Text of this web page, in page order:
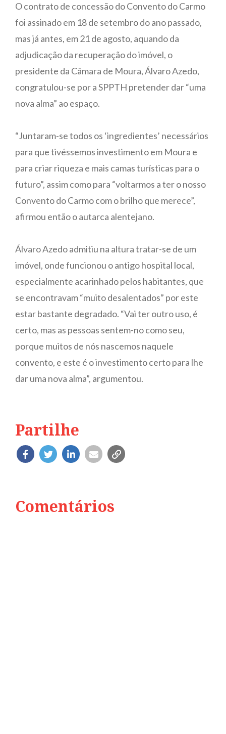
O contrato de concessão do Convento do Carmo
foi assinado em 18 de setembro do ano passado,
mas já antes, em 21 de agosto, aquando da
adjudicação da recuperação do imóvel, o
presidente da Câmara de Moura, Álvaro Azedo,
congratulou-se por a SPPTH pretender dar “uma
nova alma” ao espaço.
“Juntaram-se todos os ‘ingredientes’ necessários
para que tivéssemos investimento em Moura e
para criar riqueza e mais camas turísticas para o
futuro”, assim como para “voltarmos a ter o nosso
Convento do Carmo com o brilho que merece”,
afirmou então o autarca alentejano.
Álvaro Azedo admitiu na altura tratar-se de um
imóvel, onde funcionou o antigo hospital local,
especialmente acarinhado pelos habitantes, que
se encontravam “muito desalentados” por este
estar bastante degradado. “Vai ter outro uso, é
certo, mas as pessoas sentem-no como seu,
porque muitos de nós nascemos naquele
convento, e este é o investimento certo para lhe
dar uma nova alma”, argumentou.
Partilhe
Comentários